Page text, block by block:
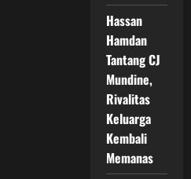
Hassan
Hamdan
Tantang CJ
Mundine,
Rivalitas
Keluarga
Kembali
Memanas